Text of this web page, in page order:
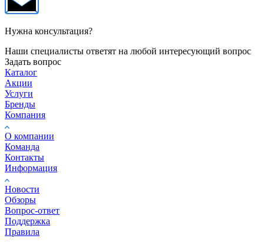
Нужна консультация?
Наши специалисты ответят на любой интересующий вопрос
Задать вопрос
Каталог
Акции
Услуги
Бренды
Компания
О компании
Команда
Контакты
Информация
Новости
Обзоры
Вопрос-ответ
Поддержка
Правила